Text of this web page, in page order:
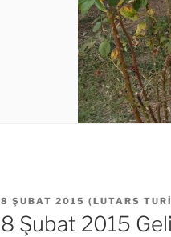
YAYIM
TARIHI
8 ŞUBAT 2015 ( LUTARS
8 Şubat 2015